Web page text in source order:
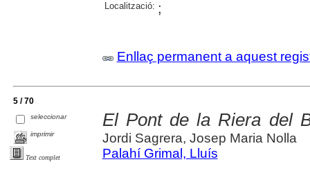
Localització: ;
Enllaç permanent a aquest
5 / 70
seleccionar
imprimir
Text complet
El Pont de la Riera del
Jordi Sagrera, Josep Maria Nolla
Palahí Grimal, Lluís